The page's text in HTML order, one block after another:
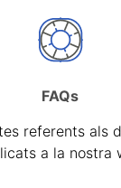
FAQs
referents als
a la nostra